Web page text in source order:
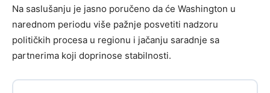
Na saslušanju je jasno poručeno da će Washington u
narednom periodu više pažnje posvetiti nadzoru
političkih procesa u regionu i jačanju saradnje sa
partnerima koji doprinose stabilnosti.